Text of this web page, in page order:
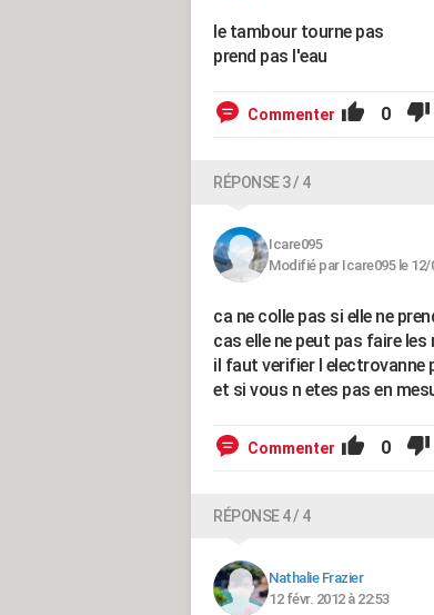
le tambour tourne pas
prend pas l'eau
Commenter 0
RÉPONSE 3 / 4
Icare095
Modifié par Icare095 le 12/
ca ne colle pas si elle ne
cas elle ne peut pas faire
il faut verifier l electrovanne
et si vous n etes pas en
Commenter 0
RÉPONSE 4 / 4
Nathalie Frazier
12 févr. 2012 à 22:53